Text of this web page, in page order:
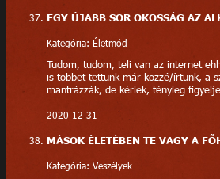
EGY ÚJABB SOR OKOSSÁG AZ
Kategória: Életmód
Tudom, tudom, teli van az internet
is többet tettünk már közzé/írtunk, a
mantrázzák, de kérlek, tényleg
2020-12-31
MÁSOK ÉLETÉBEN TE VAGY A
Kategória: Veszélyek